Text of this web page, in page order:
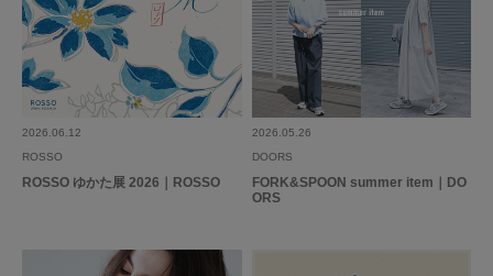
2026.06.12
ROSSO
ROSSO ゆかた展 2026｜ROSSO
2026.05.26
DOORS
FORK&SPOON summer item｜DO
ORS